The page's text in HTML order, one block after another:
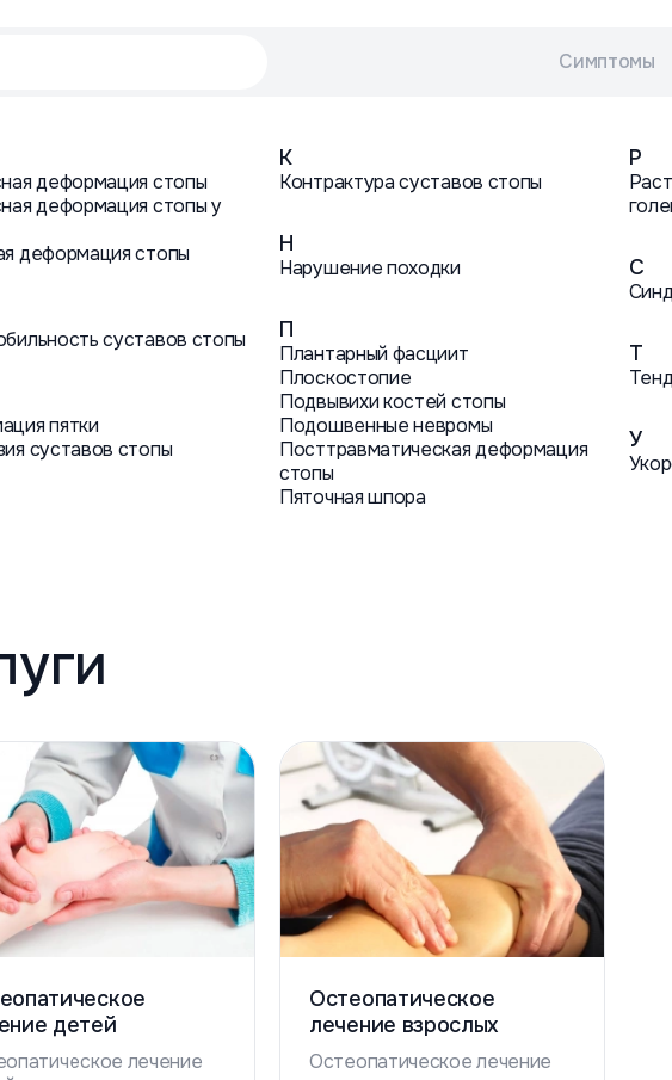
Симптомы
деформация стопы
деформация стопы у
деформация стопы
суставов стопы
пятки
суставов стопы
К
Контрактура суставов стопы
Н
Нарушение походки
П
Плантарный фасциит
Плоскостопие
Подвывихи костей стопы
Подошвенные невромы
Посттравматическая деформация
стопы
Пяточная шпора
Р
С
Т
У
детей
лечение
Остеопатическое
лечение взрослых
Остеопатическое лечение